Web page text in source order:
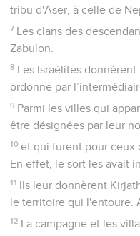
tribu d'Aser, à celle de
7 Les clans des
Zabulon.
8 Les Israélites
ordonné par
9 Parmi les villes qui
être désignées par leur
10 et qui furent pour ceux
En effet, le sort les avait
11 Ils leur donnèrent
le territoire qui l'entoure.
12 La campagne et les